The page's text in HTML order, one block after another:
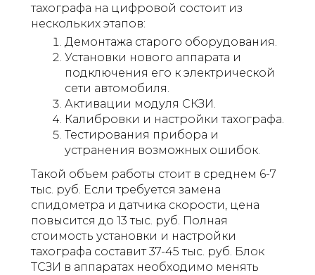
тахографа на цифровой состоит из
нескольких этапов:
Демонтажа старого оборудования.
Установки нового аппарата и
подключения его к электрической
сети автомобиля.
Активации модуля СКЗИ.
Калибровки и настройки тахографа.
Тестирования прибора и
устранения возможных ошибок.
Такой объем работы стоит в среднем 6-7
тыс. руб. Если требуется замена
спидометра и датчика скорости, цена
повысится до 13 тыс. руб. Полная
стоимость установки и настройки
тахографа составит 37-45 тыс. руб. Блок
ТСЗИ в аппаратах необходимо менять